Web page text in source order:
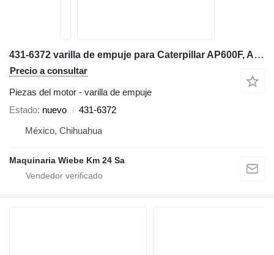
431-6372 varilla de empuje para Caterpillar AP600F, AP655F extendedora de cadenas
Precio a consultar
Piezas del motor - varilla de empuje
Estado nuevo
431-6372
México, Chihuahua
Maquinaria Wiebe Km 24 Sa